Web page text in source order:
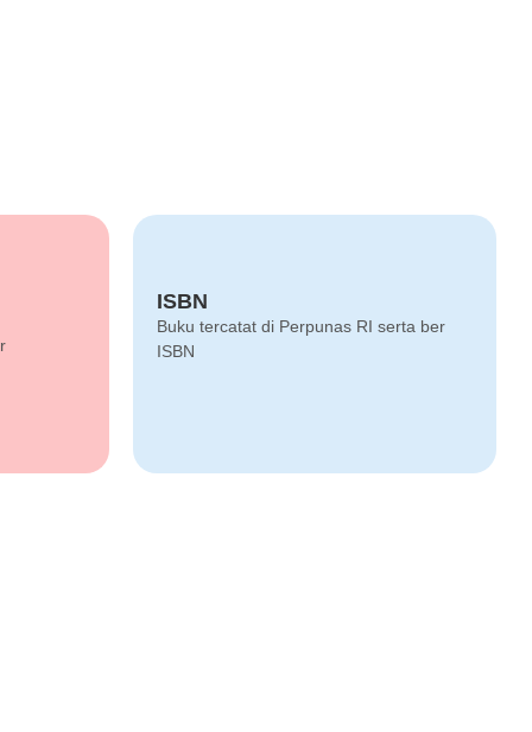
Kami akan
ipsum
ISBN
Buku tercatat di Perpunas RI serta ber
ISBN
This is backend content. Lorem ipsum